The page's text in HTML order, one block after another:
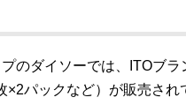
のダイソーでは、ITOブラ
×2パックなど）が販売され